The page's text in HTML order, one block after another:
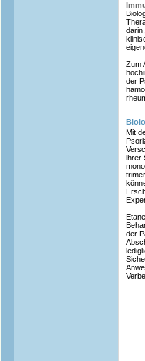
Zum
der
Mit
ihrer
der